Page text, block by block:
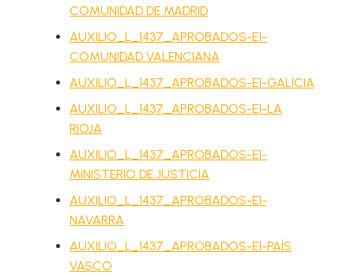
COMUNIDAD DE MADRID
AUXILIO_L_1437_APROBADOS-E1-
COMUNIDAD VALENCIANA
AUXILIO_L_1437_APROBADOS-E1-GALICIA
AUXILIO_L_1437_APROBADOS-E1-LA
RIOJA
AUXILIO_L_1437_APROBADOS-E1-
MINISTERIO DE JUSTICIA
AUXILIO_L_1437_APROBADOS-E1-
NAVARRA
AUXILIO_L_1437_APROBADOS-E1-PAÍS
VASCO